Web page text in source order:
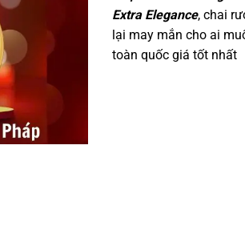
Extra Elegance, chai
lại may mắn cho ai
toàn quốc giá tốt nhất